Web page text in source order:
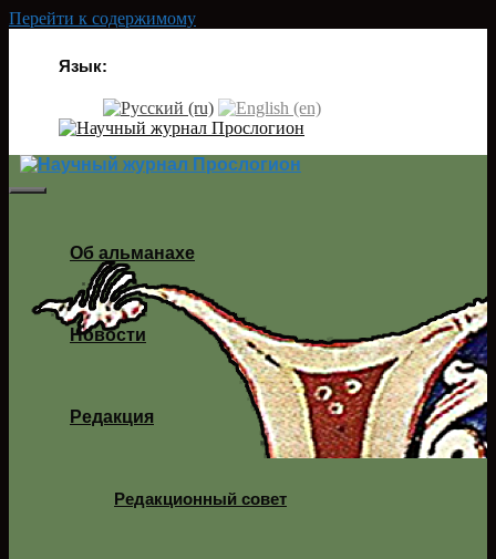
Перейти к содержимому
Язык:
Об альманахе
Новости
Редакция
Редакционный совет